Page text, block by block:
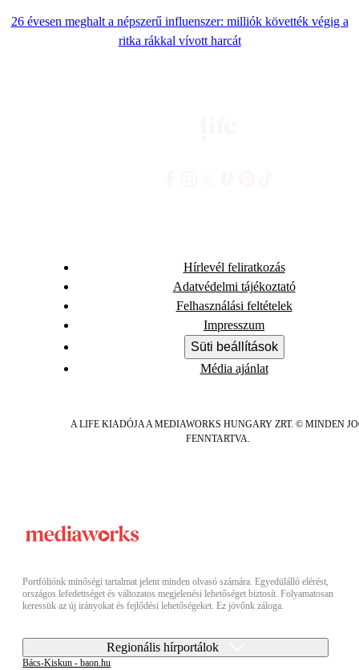
26 évesen meghalt a népszerű influenszer: milliók követték végig a
ritka rákkal vívott harcát
Hírlevél feliratkozás
Adatvédelmi tájékoztató
Felhasználási feltételek
Impresszum
Süti beállítások
Média ajánlat
A LIFE KIADÓJA A MEDIAWORKS HUNGARY ZRT. © MINDEN
FENNTARTVA.
Portfóliónk minőségi tartalmat jelent minden olvasó számára. Egyedülálló elérést,
országos lefedettséget és változatos megjelenési lehetőséget biztosít. Folyamatosan
keressük az új irányokat és fejlődési lehetőségeket. Ez jövőnk záloga.
Regionális hírportálok
Bács-Kiskun - baon.hu